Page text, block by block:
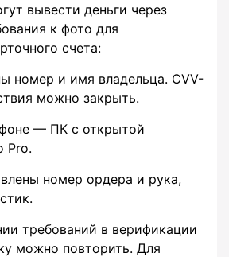
вывести деньги через
к фото для
счета:
номер и имя владельца. CVV-
можно закрыть.
— ПК с открытой
Pro.
номер ордера и рука,
требований в верификации
можно повторить. Для